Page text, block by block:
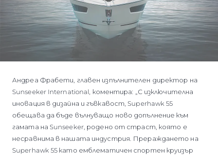
Андреа Фрабети, главен изпълнителен директор на
Sunseeker International, коментира: „С изключителна
иновация в дизайна и гъвкавост, Superhawk 55
обещава да бъде вълнуващо ново допълнение към
гамата на Sunseeker, родено от страст, която е
несравнима в нашата индустрия. Прераждането на
Superhawk 55 като емблематичен спортен круизър